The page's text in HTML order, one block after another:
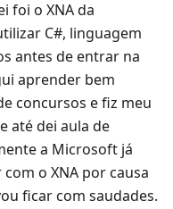
foi o XNA da
C#, linguagem
antes de entrar na
aprender bem
concursos e fiz meu
até dei aula de
a Microsoft já
o XNA por causa
ficar com saudades.